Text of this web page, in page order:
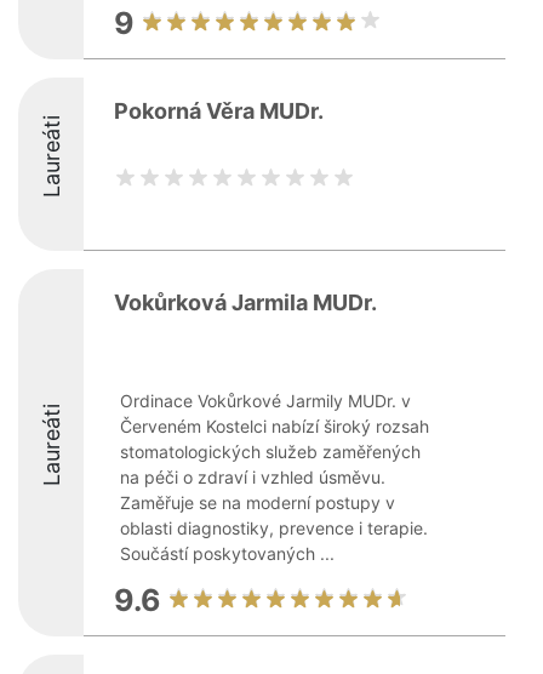
9
Laureáti
Pokorná Věra MUDr.
Laureáti
Vokůrková Jarmila MUDr.
Ordinace Vokůrkové Jarmily MUDr. v
Červeném Kostelci nabízí široký rozsah
stomatologických služeb zaměřených
na péči o zdraví i vzhled úsměvu.
Zaměřuje se na moderní postupy v
oblasti diagnostiky, prevence i terapie.
Součástí poskytovaných ...
9.6